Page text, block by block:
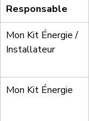
Responsable
Mon Kit Énergie /
Installateur
Mon Kit Énergie